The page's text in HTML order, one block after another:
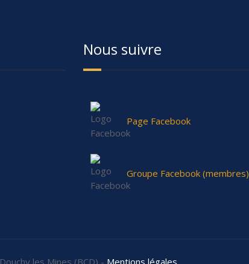
Nous suivre
Page Facebook
Groupe Facebook (membres)
les Mines (BCD) - Mentions légales